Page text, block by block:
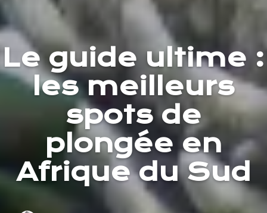
Le guide ultime :
les meilleurs
spots de
plongée en
Afrique du Sud